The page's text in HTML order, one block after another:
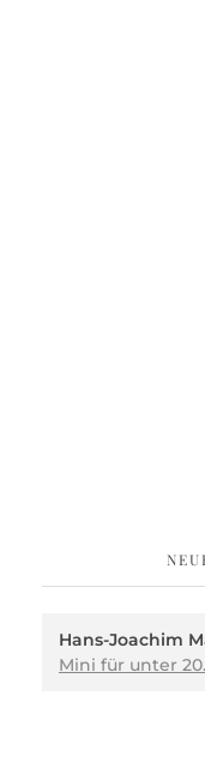
Hans-Joachim
Mini für unter